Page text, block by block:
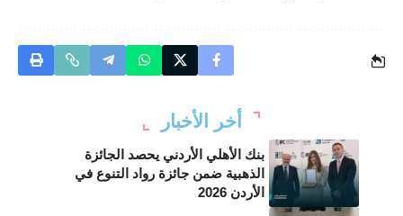
أخر الأخبار
بنك الأهلي الأردني يحصد الجائزة
الذهبية ضمن جائزة رواد التنوع في
الأردن 2026